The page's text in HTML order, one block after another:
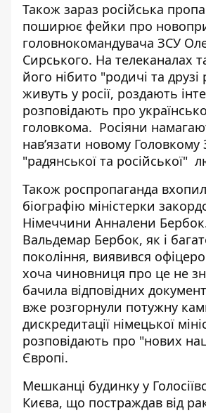
Також зараз російська
поширює фейки про
головнокомандувача ЗСУ
Сирського. На телеканалах
його нібито "родичі та
живуть у росії, роздають
розповідають про
головкома. Росіяни
навʼязати новому Головкому
"радянської та російської"
Також роспропаганда
біографію міністерки
Німеччини Анналени Бербок
Вальдемар Бербок, як і
покоління, виявився
хоча чиновниця про це не
бачила відповідних
вже розгорнули потужну
дискредитації німецької
розповідають про "нових
Європі.
Мешканці будинку у
Києва, що постраждав від